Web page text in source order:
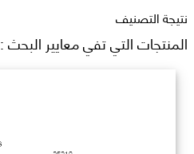
نتيجة التصنيف
المنتجات التي تفي معايير البحث : 35310 2B000